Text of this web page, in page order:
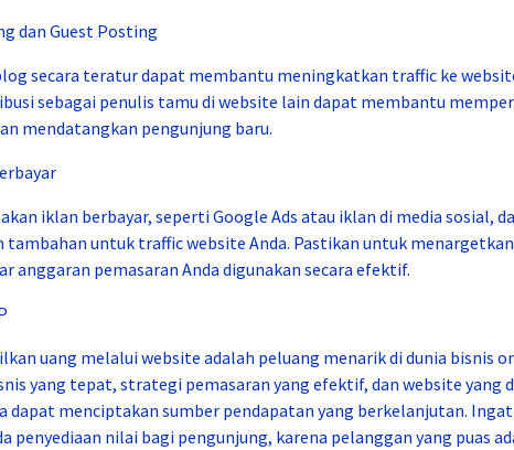
dan Guest Posting
secara teratur dapat membantu meningkatkan traffic ke
sebagai penulis tamu di website lain dapat membantu
mendatangkan pengunjung baru.
iklan berbayar, seperti Google Ads atau iklan di media sosial,
tambahan untuk traffic website Anda. Pastikan untuk menargetkan
anggaran pemasaran Anda digunakan secara efektif.
uang melalui website adalah peluang menarik di dunia bisnis
yang tepat, strategi pemasaran yang efektif, dan website yang
dapat menciptakan sumber pendapatan yang berkelanjutan.
penyediaan nilai bagi pengunjung, karena pelanggan yang puas